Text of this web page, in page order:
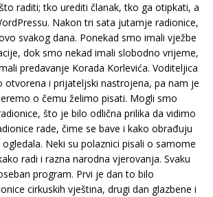
raditi; tko urediti članak, tko ga otipkati, a
Nakon tri sata jutarnje radionice,
svakog dana. Ponekad smo imali vježbe
dok smo nekad imali slobodno vrijeme,
predavanje Korada Korlevića. Voditeljica
otvorena i prijateljski nastrojena, pa nam je
o čemu želimo pisati. Mogli smo
što je bilo odlična prilika da vidimo
rade, čime se bave i kako obrađuju
Neki su polaznici pisali o samome
radi i razna narodna vjerovanja. Svaku
program. Prvi je dan to bilo
cirkuskih vještina, drugi dan glazbene i